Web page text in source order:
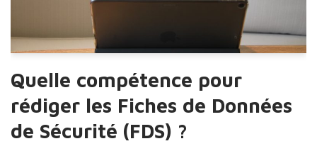
Quelle compétence pour
rédiger les Fiches de Données
de Sécurité (FDS) ?